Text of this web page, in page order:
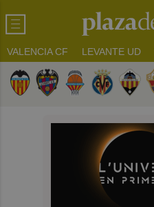
VALENCIA CF LEVANTE UD